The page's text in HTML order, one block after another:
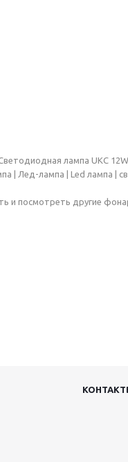
лампа UKC
| Лед-лампа | Led лампа |
и посмотреть другие